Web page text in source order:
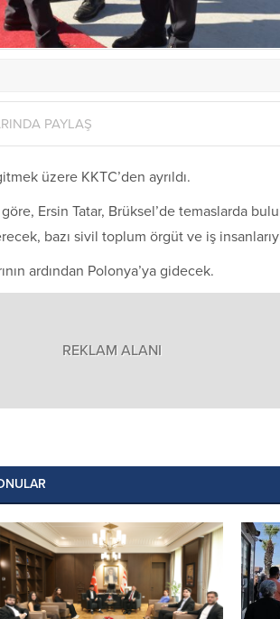
PAYLAŞ
üzere KKTC’den ayrıldı.
Ersin Tatar, Brüksel’de temaslarda
bazı sivil toplum örgüt ve iş
ardından Polonya’ya gidecek.
REKLAM ALANI